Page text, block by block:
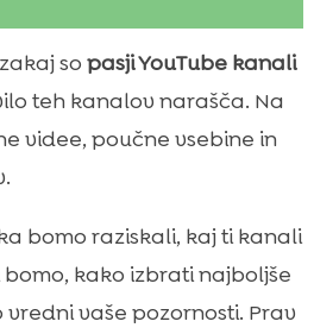
kanali?
pasji YouTube kanali
pasje video vsebine?
psov na YouTube
smešne pasje videe
YouTube za različne vrste
so pasji YouTube kanali
teh kanalov narašča. Na
videe, poučne vsebine in
bomo raziskali, kaj ti kanali
kako izbrati najboljše
vredni vaše pozornosti. Prav